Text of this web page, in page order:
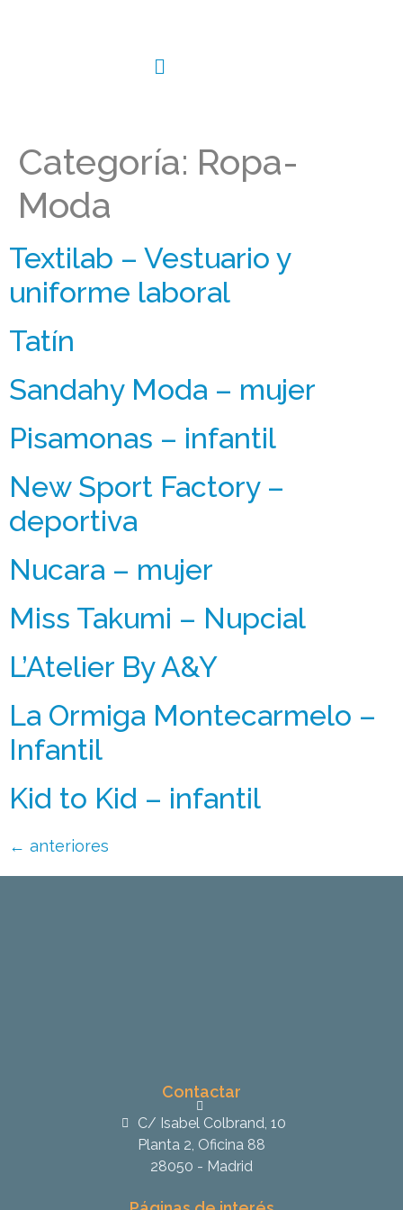
Categoría: Ropa-
Moda
Textilab – Vestuario y
uniforme laboral
Tatín
Sandahy Moda – mujer
Pisamonas – infantil
New Sport Factory –
deportiva
Nucara – mujer
Miss Takumi – Nupcial
L’Atelier By A&Y
La Ormiga Montecarmelo –
Infantil
Kid to Kid – infantil
← anteriores
Contactar
C/ Isabel Colbrand, 10
Planta 2, Oficina 88
28050 - Madrid